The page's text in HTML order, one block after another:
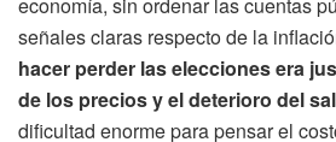
señales claras respecto de la
hacer perder las elecciones era
de los precios y el deterioro del
dificultad enorme para pensar el